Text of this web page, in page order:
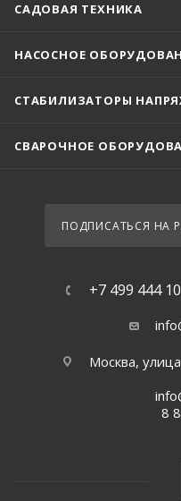
САДОВАЯ ТЕХНИКА
НАСОСНОЕ
СТАБИЛИЗАТОРЫ
СВАРОЧНОЕ
ПОДПИСАТЬСЯ НА
+7 499 444
Москва,
8